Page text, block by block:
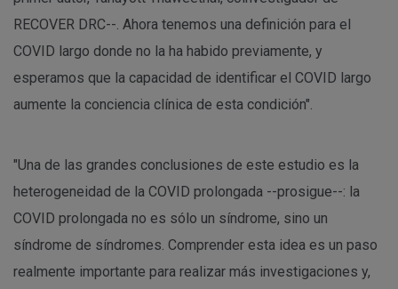
RECOVER DRC--. Ahora tenemos una definición para el
COVID largo donde no la ha habido previamente, y
esperamos que la capacidad de identificar el COVID largo
aumente la conciencia clínica de esta condición".
"Una de las grandes conclusiones de este estudio es la
heterogeneidad de la COVID prolongada --prosigue--: la
COVID prolongada no es sólo un síndrome, sino un
síndrome de síndromes. Comprender esta idea es un paso
realmente importante para realizar más investigaciones y,